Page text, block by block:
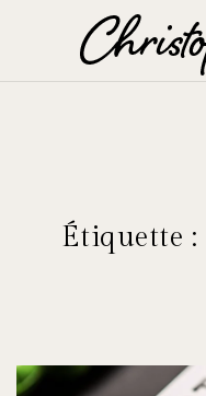
Étiquette :